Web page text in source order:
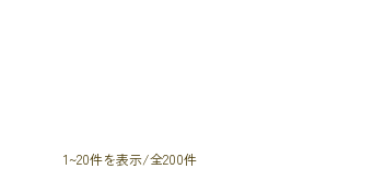
1~20件を表示/全200件